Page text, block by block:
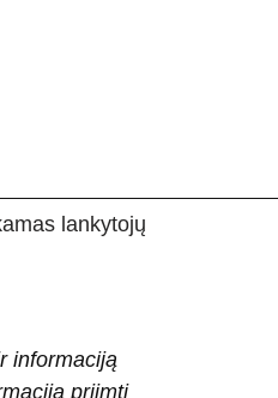
informaciją
priimti